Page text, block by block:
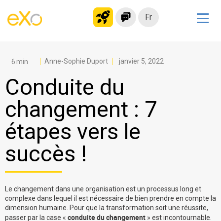
Fr
Intranet moderne
Plateforme collaborative
Réseau social
Hub de connaissances
Portail d’applications
Alternative à
Microsoft 365
Migrer vers eXo Platform
Produit
Anne-Sophie Duport janvier 5, 2022
Conduite du
changement : 7
étapes vers le
succès !
Le changement dans une organisation est un processus long et
complexe dans lequel il est nécessaire de bien prendre en compte la
dimension humaine. Pour que la transformation soit une réussite,
passer par la case « conduite du changement » est incontournable.